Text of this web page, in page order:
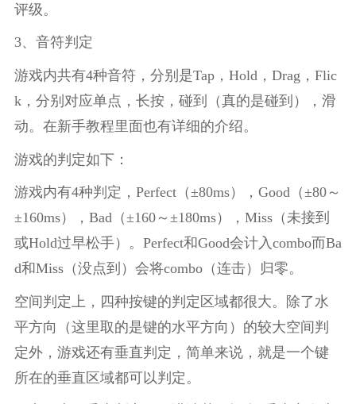
评级。
3、音符判定
游戏内共有4种音符，分别是Tap，Hold，Drag，Flic
k，分别对应单点，长按，碰到（真的是碰到），滑
动。在新手教程里面也有详细的介绍。
游戏的判定如下：
游戏内有4种判定，Perfect（±80ms），Good（±80～
±160ms），Bad（±160～±180ms），Miss（未接到
或Hold过早松手）。Perfect和Good会计入combo而Ba
d和Miss（没点到）会将combo（连击）归零。
空间判定上，四种按键的判定区域都很大。除了水
平方向（这里取的是键的水平方向）的较大空间判
定外，游戏还有垂直判定，简单来说，就是一个键
所在的垂直区域都可以判定。